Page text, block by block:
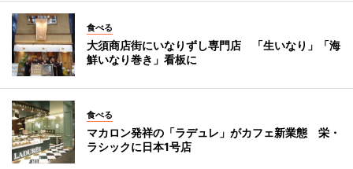
食べる
大須商店街にいなりずし専門店 「生いなり」「海
鮮いなり巻き」看板に
食べる
マカロン発祥の「ラデュレ」がカフェ新業態 栄・
ラシックに日本1号店